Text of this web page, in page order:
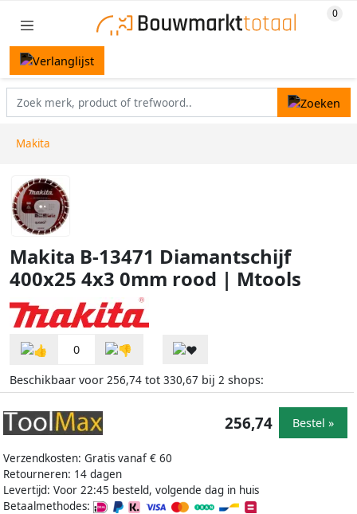
Makita
Makita B-13471 Diamantschijf
400x25 4x3 0mm rood | Mtools
0
Beschikbaar voor 256,74 tot 330,67 bij 2 shops:
Verzendkosten: Gratis vanaf € 60
Retourneren: 14 dagen
Levertijd: Voor 22:45 besteld, volgende dag in huis
Betaalmethodes:
256,74 Bestel »